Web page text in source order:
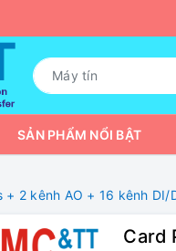
SẢN PHẨM NỔI BẬT
2 kênh AO + 16 kênh
Card